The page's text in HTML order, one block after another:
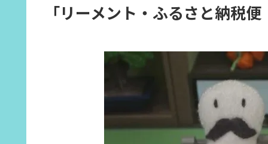
「リーメント・ふるさと納税